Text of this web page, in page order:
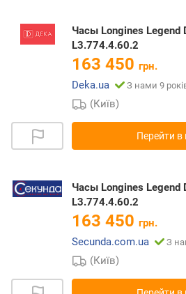
Часы Longines Legend
L3.774.4.60.2
163 450 грн.
Deka.ua
З нами 9
(Київ)
Перейти в
Часы Longines Legend
L3.774.4.60.2
163 450 грн.
Secunda.com.ua
З
(Київ)